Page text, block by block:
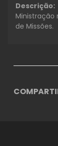
Descrição:
Ministração
de Missões.